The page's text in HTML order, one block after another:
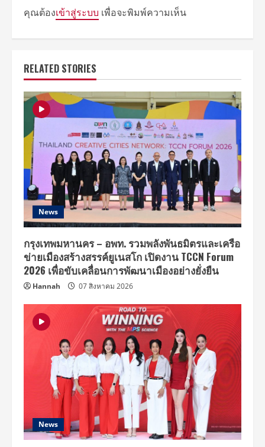
คุณต้องเข้าสู่ระบบ เพื่อจะพิมพ์ความเห็น
RELATED STORIES
News
กรุงเทพมหานคร – อพท. รวมพลังพันธมิตรและเครือ
ข่ายเมืองสร้างสรรค์ยูเนสโก เปิดงาน TCCN Forum
2026 เพื่อขับเคลื่อนการพัฒนาเมืองอย่างยั่งยืน
Hannah 07 สิงหาคม 2026
News